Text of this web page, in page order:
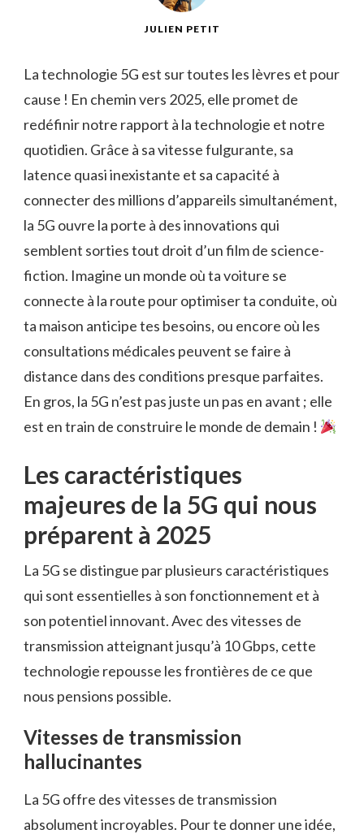
JULIEN PETIT
La technologie 5G est sur toutes les lèvres et pour
cause ! En chemin vers 2025, elle promet de
redéfinir notre rapport à la technologie et notre
quotidien. Grâce à sa vitesse fulgurante, sa
latence quasi inexistante et sa capacité à
connecter des millions d’appareils simultanément,
la 5G ouvre la porte à des innovations qui
semblent sorties tout droit d’un film de science-
fiction. Imagine un monde où ta voiture se
connecte à la route pour optimiser ta conduite, où
ta maison anticipe tes besoins, ou encore où les
consultations médicales peuvent se faire à
distance dans des conditions presque parfaites.
En gros, la 5G n’est pas juste un pas en avant ; elle
est en train de construire le monde de demain !
Les caractéristiques
majeures de la 5G qui nous
préparent à 2025
La 5G se distingue par plusieurs caractéristiques
qui sont essentielles à son fonctionnement et à
son potentiel innovant. Avec des vitesses de
transmission atteignant jusqu’à 10 Gbps, cette
technologie repousse les frontières de ce que
nous pensions possible.
Vitesses de transmission
hallucinantes
La 5G offre des vitesses de transmission
absolument incroyables. Pour te donner une idée,